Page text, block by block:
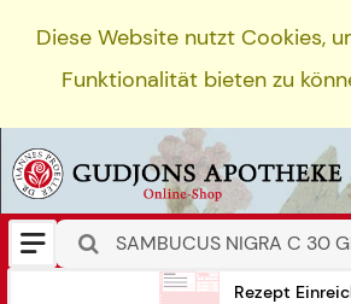
Diese Website nutzt Cookies,
Funktionalität bieten zu
Rezept